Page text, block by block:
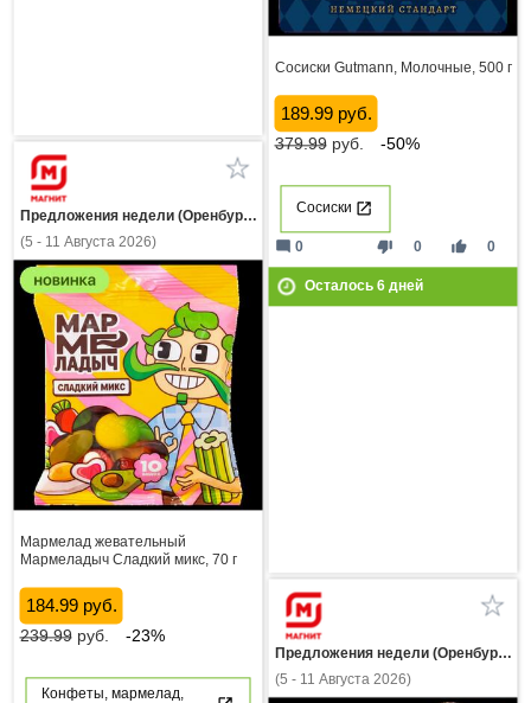
Сосиски Gutmann, Молочные, 500 г
189.99 руб.
379.99руб. -50%
Сосиски
thumb_down 0 thumb_up 0
mode_comment 0
Осталось 6дней
Предложения недели (Оренбургская область)
(5 - 11 Августа 2026)
Мармелад жевательный
Мармеладыч Сладкий микс, 70 г
184.99 руб.
239.99руб. -23%
Конфеты, мармелад,
Предложения недели (Оренбургская область)
(5 - 11 Августа 2026)